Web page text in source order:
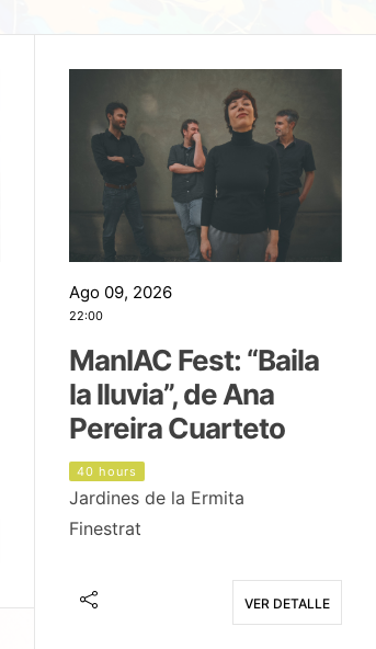
Ago 09, 2026
22:00
ManIAC Fest: “Baila
la lluvia”, de Ana
Pereira Cuarteto
40 hours
Jardines de la Ermita
Finestrat
VER DETALLE